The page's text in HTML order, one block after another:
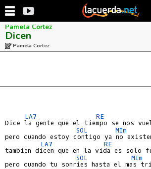
Pamela Cortez
Dicen
Pamela Cortez
LA7 RE
Dice la gente que el tiempo se nos
SOL
MIm
pero cuando estoy contigo ya no
LA7
RE
tambien dicen que en la vida es solo
SOL
MIm
pero cuando tu sonries hasta el mas